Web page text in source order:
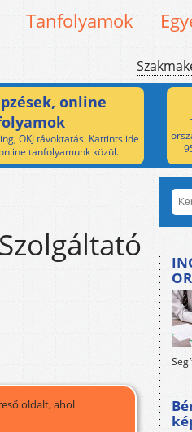
Tanfolyamok
online
OKJ távoktatás. Kattints ide
tanfolyamunk közül.
oldalt, ahol